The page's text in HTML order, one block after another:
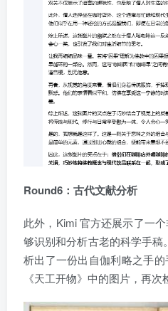
Round6：古代文献分析
此外，Kimi 官方还展示了一
够识别和分析古老的科学手
析出了一份出自伽利略之手
《天工开物》中的图片，再次